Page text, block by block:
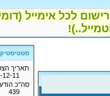
לכל אימייל
תאריך
12-11
סה"כ
439